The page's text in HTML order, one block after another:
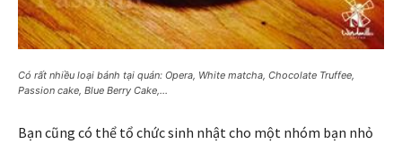
Có rất nhiều loại bánh tại quán: Opera, White matcha, Chocolate Truffee,
Passion cake, Blue Berry Cake,…
Bạn cũng có thể tổ chức sinh nhật cho một nhóm bạn nhỏ